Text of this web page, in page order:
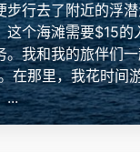
步行去了附近的浮
这个海滩需要$15的
。我和我的旅伴们
。在那里，我花时间
...